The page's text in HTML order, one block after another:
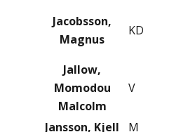
Jacobsson,
Magnus
KD
Jallow,
Momodou
Malcolm
V
Jansson, Kjell M